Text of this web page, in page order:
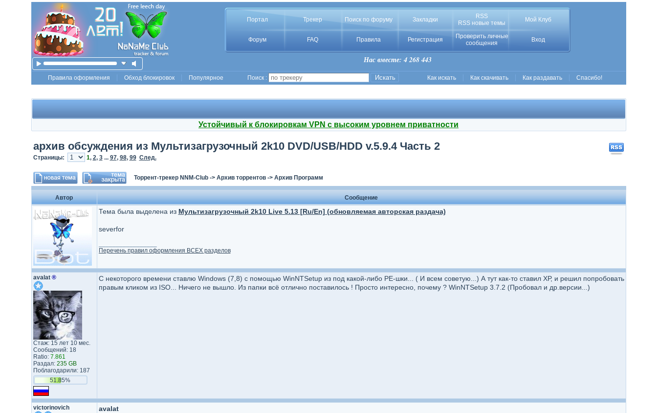
Портал Трекер Поиск по форуму Закладки
RSS
RSS новые темы
Мой Клуб
Форум FAQ Правила Регистрация
Проверить личные
сообщения
Вход
Нас вместе: 4 268 443
Правила оформления Обход блокировок Популярное Поиск : Как искать Как скачивать Как раздавать Спасибо!
Устойчивый к блокировкам VPN с высоким уровнем приватности
архив обсуждения из Мультизагрузочный 2k10 DVD/USB/HDD v.5.9.4 Часть 2
Страницы: 1, 2, 3... 97, 98, 99 След.
Торрент-трекер NNM-Club-> Архив торрентов-> Архив Программ
Автор Сообщение
Тема была выделена из Мультизагрузочный 2k10 Live 5.13 [Ru/En] (обновляемая авторская раздача)
severfor
Перечень правил оформления ВСЕХ разделов
avalat ®
Стаж: 15 лет 10 мес.
Сообщений: 18
Ratio: 7.861
Раздал: 235 GB
Поблагодарили: 187
51.85%
С некоторого времени ставлю Windows (7,8) с помощью WinNTSetup из под какой-либо РЕ-шки... ( И всем советую...) А тут как-то ставил ХР, и решил попробовать
правым кликом из ISO... Ничего не вышло. Из папки всё отлично поставилось ! Просто интересно, почему ? WinNTSetup 3.7.2 (Пробовал и др.версии...)
victorinovich
avalat